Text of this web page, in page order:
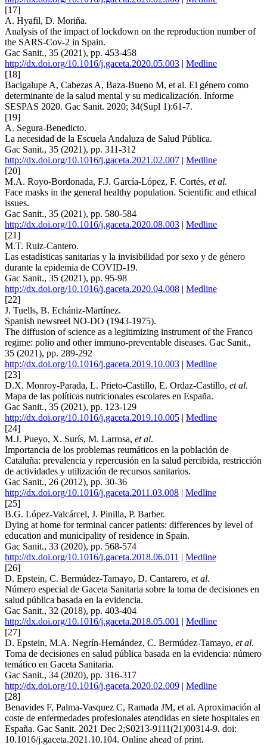
[17]
A. Hyafil, D. Moriña.
Analysis of the impact of lockdown on the reproduction number of
the SARS-Cov-2 in Spain.
Gac Sanit., 35 (2021), pp. 453-458
http://dx.doi.org/10.1016/j.gaceta.2020.05.003 | Medline
[18]
Bacigalupe A, Cabezas A, Baza-Bueno M, et al. El género como
determinante de la salud mental y su medicalización. Informe
SESPAS 2020. Gac Sanit. 2020; 34(Supl 1):61-7.
[19]
A. Segura-Benedicto.
La necesidad de la Escuela Andaluza de Salud Pública.
Gac Sanit., 35 (2021), pp. 311-312
http://dx.doi.org/10.1016/j.gaceta.2021.02.007 | Medline
[20]
M.A. Royo-Bordonada, F.J. García-López, F. Cortés, et al.
Face masks in the general healthy population. Scientific and ethical
issues.
Gac Sanit., 35 (2021), pp. 580-584
http://dx.doi.org/10.1016/j.gaceta.2020.08.003 | Medline
[21]
M.T. Ruiz-Cantero.
Las estadísticas sanitarias y la invisibilidad por sexo y de género
durante la epidemia de COVID-19.
Gac Sanit., 35 (2021), pp. 95-98
http://dx.doi.org/10.1016/j.gaceta.2020.04.008 | Medline
[22]
J. Tuells, B. Echániz-Martínez.
Spanish newsreel NO-DO (1943-1975).
The diffusion of science as a legitimizing instrument of the Franco
regime: polio and other immuno-preventable diseases. Gac Sanit.,
35 (2021), pp. 289-292
http://dx.doi.org/10.1016/j.gaceta.2019.10.003 | Medline
[23]
D.X. Monroy-Parada, L. Prieto-Castillo, E. Ordaz-Castillo, et al.
Mapa de las políticas nutricionales escolares en España.
Gac Sanit., 35 (2021), pp. 123-129
http://dx.doi.org/10.1016/j.gaceta.2019.10.005 | Medline
[24]
M.J. Pueyo, X. Surís, M. Larrosa, et al.
Importancia de los problemas reumáticos en la población de
Cataluña: prevalencia y repercusión en la salud percibida, restricción
de actividades y utilización de recursos sanitarios.
Gac Sanit., 26 (2012), pp. 30-36
http://dx.doi.org/10.1016/j.gaceta.2011.03.008 | Medline
[25]
B.G. López-Valcárcel, J. Pinilla, P. Barber.
Dying at home for terminal cancer patients: differences by level of
education and municipality of residence in Spain.
Gac Sanit., 33 (2020), pp. 568-574
http://dx.doi.org/10.1016/j.gaceta.2018.06.011 | Medline
[26]
D. Epstein, C. Bermúdez-Tamayo, D. Cantarero, et al.
Número especial de Gaceta Sanitaria sobre la toma de decisiones en
salud pública basada en la evidencia.
Gac Sanit., 32 (2018), pp. 403-404
http://dx.doi.org/10.1016/j.gaceta.2018.05.001 | Medline
[27]
D. Epstein, M.A. Negrín-Hernández, C. Bermúdez-Tamayo, et al.
Toma de decisiones en salud pública basada en la evidencia: número
temático en Gaceta Sanitaria.
Gac Sanit., 34 (2020), pp. 316-317
http://dx.doi.org/10.1016/j.gaceta.2020.02.009 | Medline
[28]
Benavides F, Palma-Vasquez C, Ramada JM, et al. Aproximación al
coste de enfermedades profesionales atendidas en siete hospitales en
España. Gac Sanit. 2021 Dec 2;S0213-9111(21)00314-9. doi:
10.1016/j.gaceta.2021.10.104. Online ahead of print.